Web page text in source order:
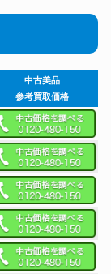
中古美品
参考買取価格